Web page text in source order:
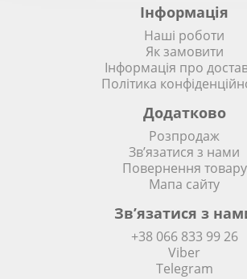
Інформація
Наші роботи
Як замовити
Інформація про
Політика
Додатково
Розпродаж
Зв’язатися з нами
Повернення товару
Мапа сайту
Зв’язатися з
+38 066 833 99 26
Viber
Telegram